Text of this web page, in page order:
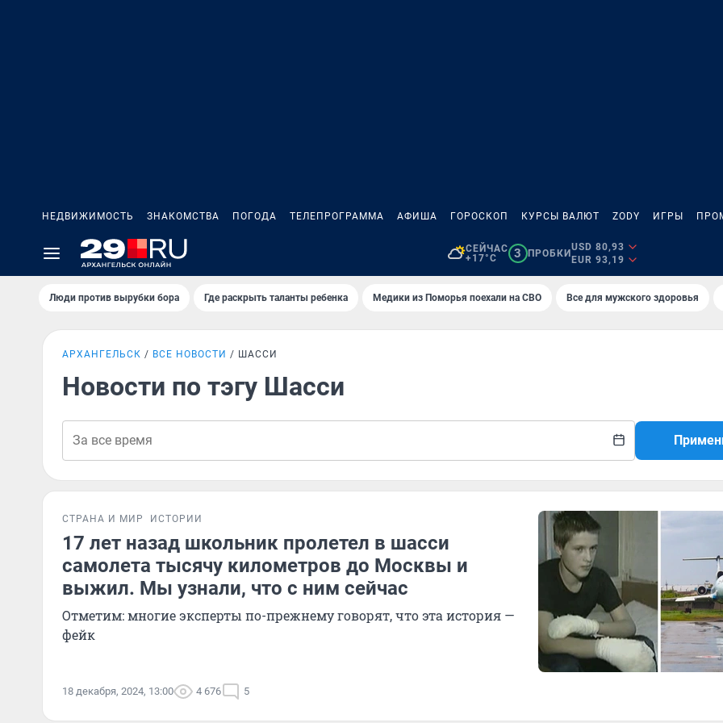
НЕДВИЖИМОСТЬ ЗНАКОМСТВА ПОГОДА ТЕЛЕПРОГРАММА АФИША ГОРОСКОП КУРСЫ ВАЛЮТ ZODY ИГРЫ
СЕЙЧАС
+17°C
3 ПРОБКИ
USD 80,93
EUR 93,19
Люди против вырубки бора Где раскрыть таланты ребенка Медики из Поморья поехали на СВО Все для мужского здоровья
АРХАНГЕЛЬСК ВСЕ НОВОСТИ ШАССИ
Новости по тэгу Шасси
СТРАНА И МИР ИСТОРИИ
17 лет назад школьник пролетел в шасси
самолета тысячу километров до Москвы и
выжил. Мы узнали, что с ним сейчас
Отметим: многие эксперты по-прежнему говорят, что эта история —
фейк
18 декабря, 2024, 13:00 4 676 5